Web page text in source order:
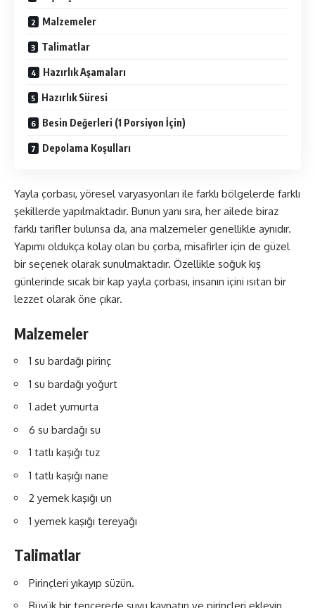
Malzemeler
Talimatlar
Hazırlık Aşamaları
Hazırlık Süresi
Besin Değerleri (1 Porsiyon İçin)
Depolama Koşulları
Yayla çorbası, yöresel varyasyonları ile farklı bölgelerde farklı
şekillerde yapılmaktadır. Bunun yanı sıra, her ailede biraz
farklı tarifler bulunsa da, ana malzemeler genellikle aynıdır.
Yapımı oldukça kolay olan bu çorba, misafirler için de güzel
bir seçenek olarak sunulmaktadır. Özellikle soğuk kış
günlerinde sıcak bir kap yayla çorbası, insanın içini ısıtan bir
lezzet olarak öne çıkar.
Malzemeler
1 su bardağı pirinç
1 su bardağı yoğurt
1 adet yumurta
6 su bardağı su
1 tatlı kaşığı tuz
1 tatlı kaşığı nane
2 yemek kaşığı un
1 yemek kaşığı tereyağı
Talimatlar
Pirinçleri yıkayıp süzün.